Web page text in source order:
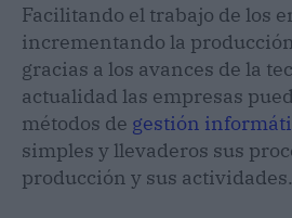
Facilitando el trabajo de los
incrementando la
gracias a los avances de la
actualidad las empresas
métodos de gestión
simples y llevaderos sus
producción y sus actividades.